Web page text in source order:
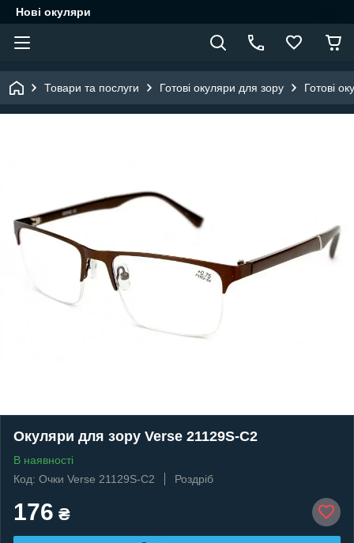
Нові окуляри
Товари та послуги Готові окуляри для зору Готові
Окуляри для зору Verse 21129S-C2
В наявності
Код: Очки Verse 21129S-C2
Роздріб
176 ₴